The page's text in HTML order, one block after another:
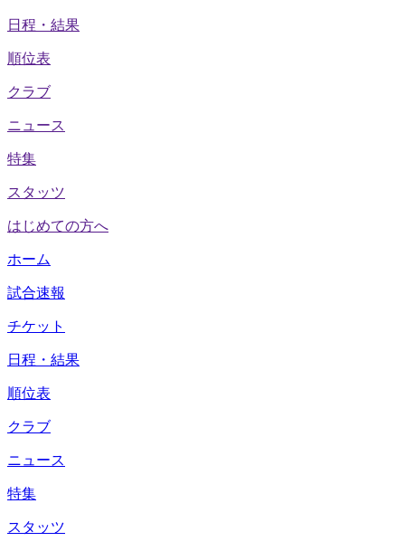
日程・結果
順位表
クラブ
ニュース
特集
スタッツ
はじめての方へ
ホーム
試合速報
チケット
日程・結果
順位表
クラブ
ニュース
特集
スタッツ